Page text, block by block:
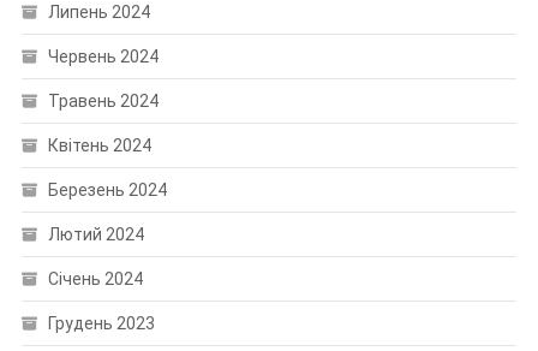
Липень 2024
Червень 2024
Травень 2024
Квітень 2024
Березень 2024
Лютий 2024
Січень 2024
Грудень 2023